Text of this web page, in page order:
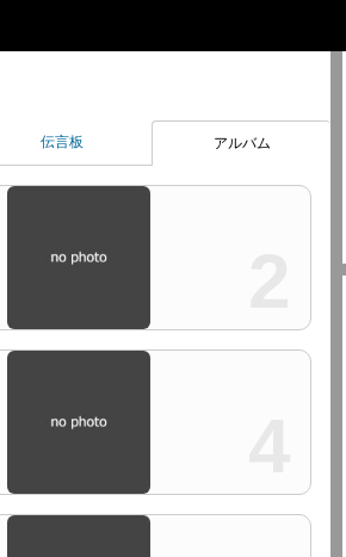
伝言板 アルバム